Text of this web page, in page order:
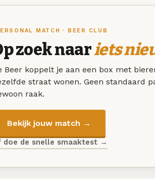
MATCH · BEER CLUB
zoek naariets
Beer koppelt je aan een box met
straat wonen. Geen standaard
raak.
Bekijk jouw match →
doe de snelle smaaktest →